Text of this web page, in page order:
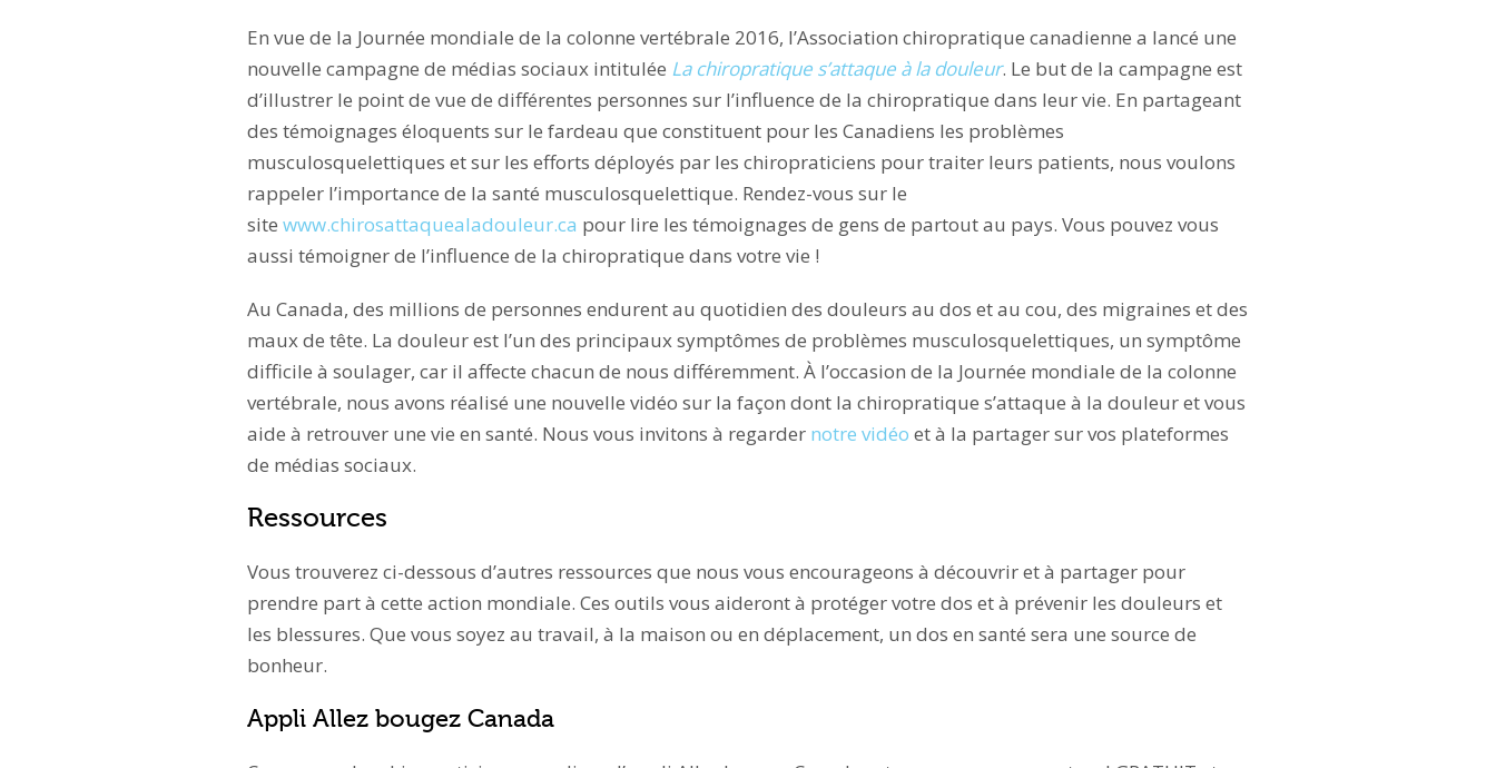
En vue de la Journée mondiale de la colonne vertébrale 2016, l’Association chiropratique canadienne a lancé une
nouvelle campagne de médias sociaux intitulée La chiropratique s’attaque à la douleur. Le but de la campagne est
d’illustrer le point de vue de différentes personnes sur l’influence de la chiropratique dans leur vie. En partageant
des témoignages éloquents sur le fardeau que constituent pour les Canadiens les problèmes
musculosquelettiques et sur les efforts déployés par les chiropraticiens pour traiter leurs patients, nous voulons
rappeler l’importance de la santé musculosquelettique. Rendez-vous sur le
site www.chirosattaquealadouleur.ca pour lire les témoignages de gens de partout au pays. Vous pouvez vous
aussi témoigner de l’influence de la chiropratique dans votre vie !
Au Canada, des millions de personnes endurent au quotidien des douleurs au dos et au cou, des migraines et des
maux de tête. La douleur est l’un des principaux symptômes de problèmes musculosquelettiques, un symptôme
difficile à soulager, car il affecte chacun de nous différemment. À l’occasion de la Journée mondiale de la colonne
vertébrale, nous avons réalisé une nouvelle vidéo sur la façon dont la chiropratique s’attaque à la douleur et vous
aide à retrouver une vie en santé. Nous vous invitons à regarder notre vidéo et à la partager sur vos plateformes
de médias sociaux.
Ressources
Vous trouverez ci-dessous d’autres ressources que nous vous encourageons à découvrir et à partager pour
prendre part à cette action mondiale. Ces outils vous aideront à protéger votre dos et à prévenir les douleurs et
les blessures. Que vous soyez au travail, à la maison ou en déplacement, un dos en santé sera une source de
bonheur.
Appli Allez bougez Canada